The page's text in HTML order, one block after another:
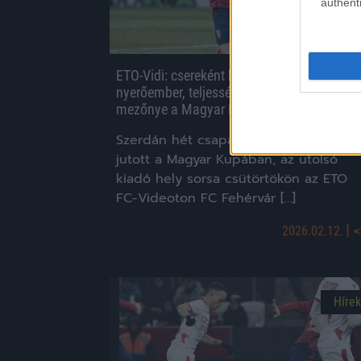
ETO-Vidi: csereként beszálló játékos lett a
nyerőember, teljessé vált a legjobb 8
mezőnye a Magyar Kupában
Szerdán hét csapat is negyeddöntőbe
jutott a Magyar Kupában, az utolsó
kiadó hely sorsa csütörtökön az ETO
FC-Videoton FC Fehérvár […]
2026.02.12. |
Hírek